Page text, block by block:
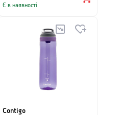
Є в наявності
Contigo